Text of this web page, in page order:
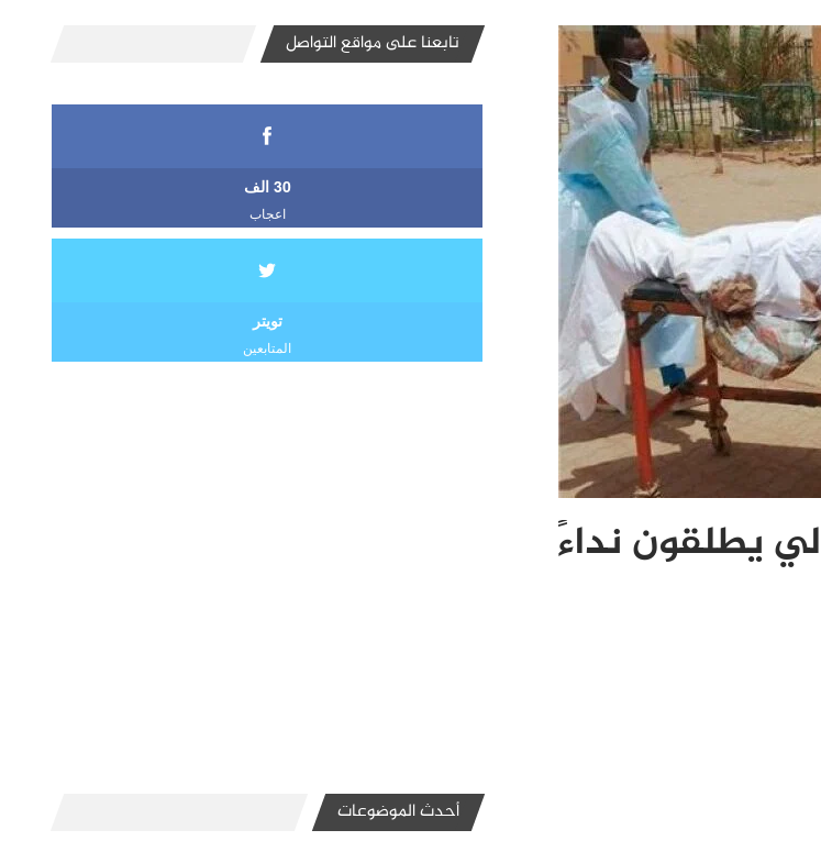
يطلقون نداءً
تابعنا على مواقع التواصل
30 الف
اعجاب
تويتر
المتابعين
أحدث الموضوعات